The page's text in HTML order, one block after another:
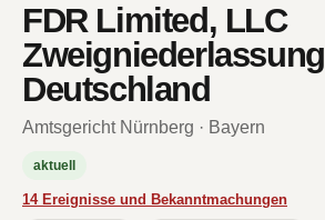
FDR Limited, LLC
Zweigniederlassung
Deutschland
Amtsgericht Nürnberg · Bayern
aktuell
14 Ereignisse und Bekanntmachungen